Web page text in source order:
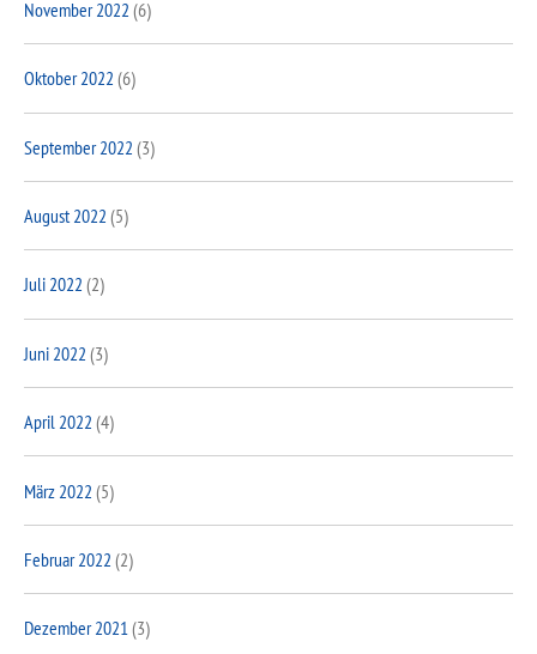
November 2022 (6)
Oktober 2022 (6)
September 2022 (3)
August 2022 (5)
Juli 2022 (2)
Juni 2022 (3)
April 2022 (4)
März 2022 (5)
Februar 2022 (2)
Dezember 2021(3)